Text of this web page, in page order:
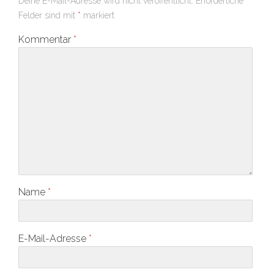
Felder sind mit * markiert
Kommentar *
Name *
E-Mail-Adresse *